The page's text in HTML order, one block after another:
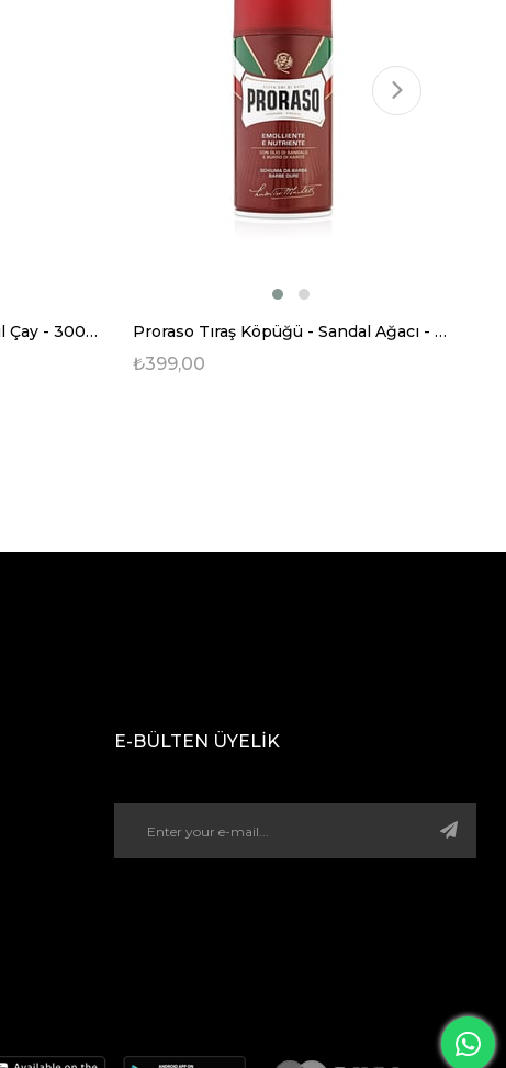
İtalya'da geliştirilmiş ve üretilmiştir.
Proraso Tıraş Köpüğü - Yeşil Çay - 300 ml Proraso Tıraş Köpüğü - Sandal Ağacı - 300 ml
₺399,00
E-BÜLTEN ÜYELİK